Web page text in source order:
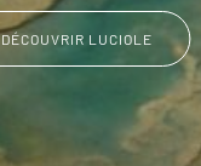
DÉCOUVRIR LUCIOLE